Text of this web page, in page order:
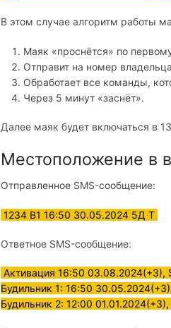
В этом случае алгоритм работы
Маяк «проснётся» по
Отправит на номер
Обработает все команды,
Через 5 минут «заснёт».
Далее маяк будет включаться в
Местоположение в
Отправленное SMS-сообщение:
1234 B1 16:50 30.05.2024 5Д Т
Ответное SMS-сообщение:
Активация 16:50 03.08.2024(+3),
Будильник 1: 16:50
Будильник 2: 12:00